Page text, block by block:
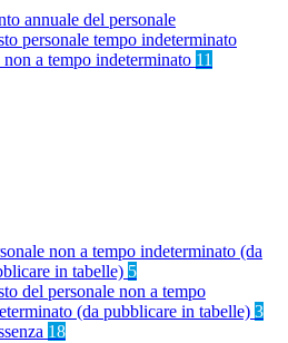
annuale del personale
personale tempo indeterminato
non a tempo indeterminato 11
non a tempo indeterminato (da
in tabelle) 5
del personale non a tempo
(da pubblicare in tabelle) 3
18